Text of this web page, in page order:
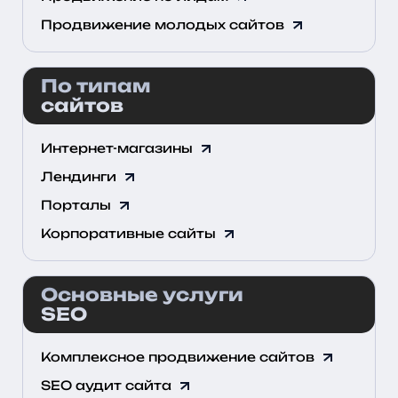
Продвижение молодых сайтов
По типам
сайтов
Интернет-магазины
Лендинги
Порталы
Корпоративные сайты
Основные услуги
SEO
Комплексное продвижение сайтов
SEO аудит сайта